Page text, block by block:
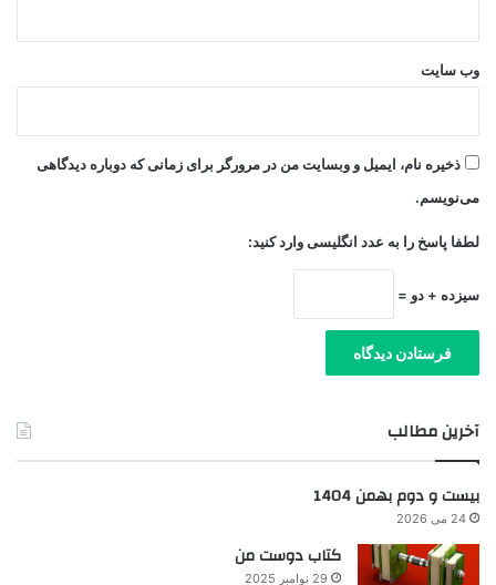
وب‌ سایت
ذخیره نام، ایمیل و وبسایت من در مرورگر برای زمانی که دوباره دیدگاهی
می‌نویسم.
لطفا پاسخ را به عدد انگلیسی وارد کنید:
سیزده + دو =
آخرین مطالب
بیست و دوم بهمن 1404
24 می 2026
کتاب دوست من
29 نوامبر 2025